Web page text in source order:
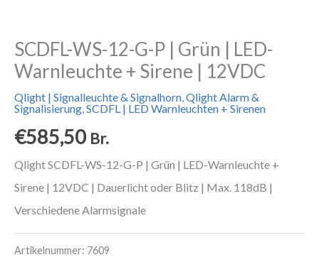
SCDFL-WS-12-G-P | Grün | LED-
Warnleuchte + Sirene | 12VDC
Qlight | Signalleuchte & Signalhorn,Qlight Alarm &
Signalisierung,SCDFL | LED Warnleuchten + Sirenen
€585,50 Br.
Qlight SCDFL-WS-12-G-P | Grün | LED-Warnleuchte +
Sirene | 12VDC | Dauerlicht oder Blitz | Max. 118dB |
Verschiedene Alarmsignale
Artikelnummer: 7609